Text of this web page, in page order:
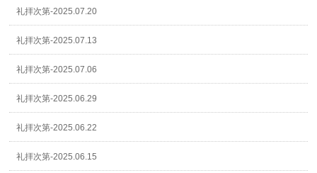
礼拝次第-2025.07.20
礼拝次第-2025.07.13
礼拝次第-2025.07.06
礼拝次第-2025.06.29
礼拝次第-2025.06.22
礼拝次第-2025.06.15